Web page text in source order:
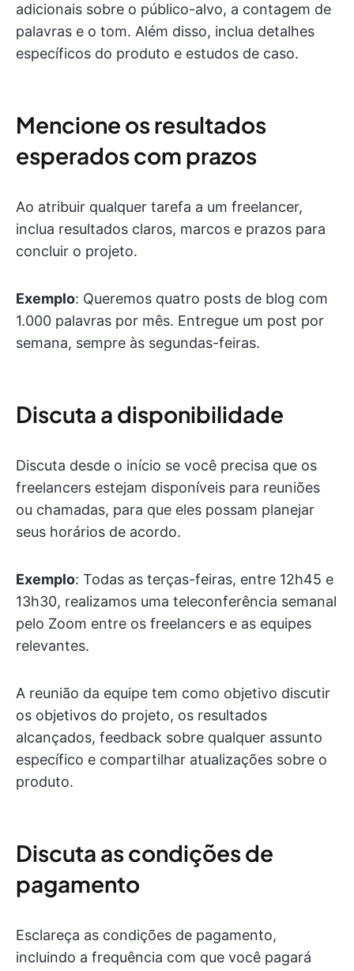
adicionais sobre o público-alvo, a contagem de
palavras e o tom. Além disso, inclua detalhes
específicos do produto e estudos de caso.
Mencione os resultados
esperados com prazos
Ao atribuir qualquer tarefa a um freelancer,
inclua resultados claros, marcos e prazos para
concluir o projeto.
Exemplo: Queremos quatro posts de blog com
1.000 palavras por mês. Entregue um post por
semana, sempre às segundas-feiras.
Discuta a disponibilidade
Discuta desde o início se você precisa que os
freelancers estejam disponíveis para reuniões
ou chamadas, para que eles possam planejar
seus horários de acordo.
Exemplo: Todas as terças-feiras, entre 12h45 e
13h30, realizamos uma teleconferência semanal
pelo Zoom entre os freelancers e as equipes
relevantes.
A reunião da equipe tem como objetivo discutir
os objetivos do projeto, os resultados
alcançados, feedback sobre qualquer assunto
específico e compartilhar atualizações sobre o
produto.
Discuta as condições de
pagamento
Esclareça as condições de pagamento,
incluindo a frequência com que você pagará